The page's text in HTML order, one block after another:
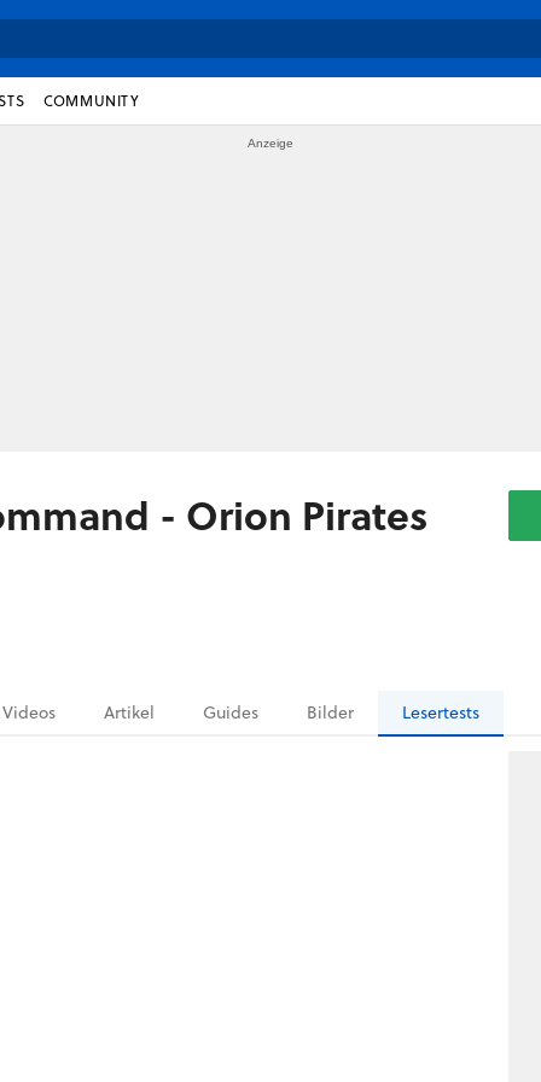
COMMUNITY
- Orion Pirates
Videos Artikel Guides Bilder Lesertests